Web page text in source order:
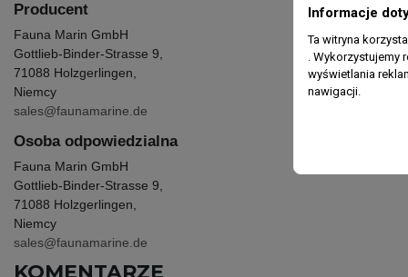
Producent
Fauna Marin GmbH
Gottlieb-Binder-Strasse 9,
71088 Holzgerlingen,
Niemcy
sales@faunamarine.de
Osoba odpowiedzialna
Fauna Marin GmbH
Gottlieb-Binder-Strasse 9,
71088 Holzgerlingen,
Niemcy
sales@faunamarine.de
KOMENTARZE
Informacje
Ta witryna
.
wyświetlania
nawigacji.